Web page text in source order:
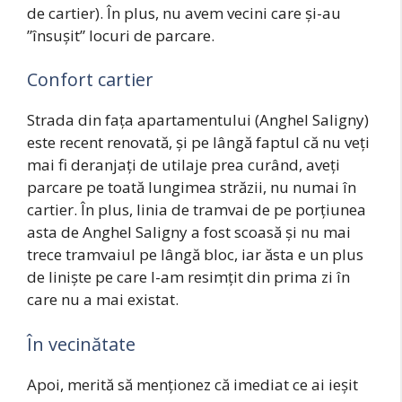
de cartier). În plus, nu avem vecini care și-au
”însușit” locuri de parcare.
Confort cartier
Strada din fața apartamentului (Anghel Saligny)
este recent renovată, și pe lângă faptul că nu veți
mai fi deranjați de utilaje prea curând, aveți
parcare pe toată lungimea străzii, nu numai în
cartier. În plus, linia de tramvai de pe porțiunea
asta de Anghel Saligny a fost scoasă și nu mai
trece tramvaiul pe lângă bloc, iar ăsta e un plus
de liniște pe care l-am resimțit din prima zi în
care nu a mai existat.
În vecinătate
Apoi, merită să menționez că imediat ce ai ieșit